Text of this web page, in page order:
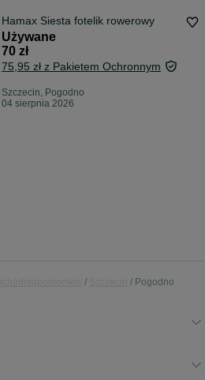
Hamax Siesta fotelik rowerowy
Używane
70 zł
75,95 zł z Pakietem Ochronnym
Szczecin, Pogodno
04 sierpnia 2026
Pogodno